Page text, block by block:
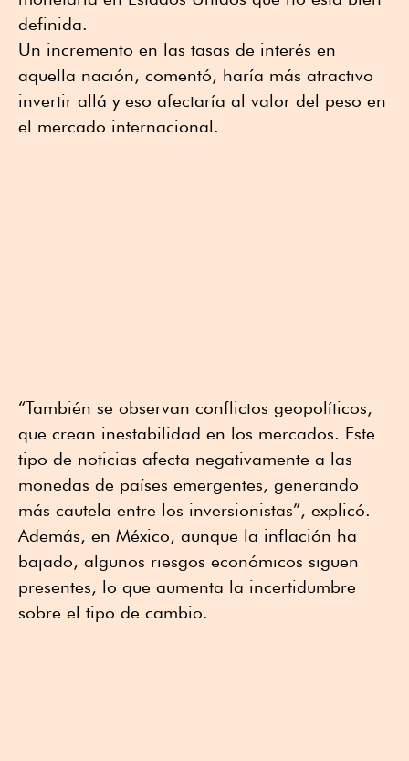
definida.
Un incremento en las tasas de interés en
aquella nación, comentó, haría más atractivo
invertir allá y eso afectaría al valor del peso en
el mercado internacional.
“También se observan conflictos geopolíticos,
que crean inestabilidad en los mercados. Este
tipo de noticias afecta negativamente a las
monedas de países emergentes, generando
más cautela entre los inversionistas”, explicó.
Además, en México, aunque la inflación ha
bajado, algunos riesgos económicos siguen
presentes, lo que aumenta la incertidumbre
sobre el tipo de cambio.